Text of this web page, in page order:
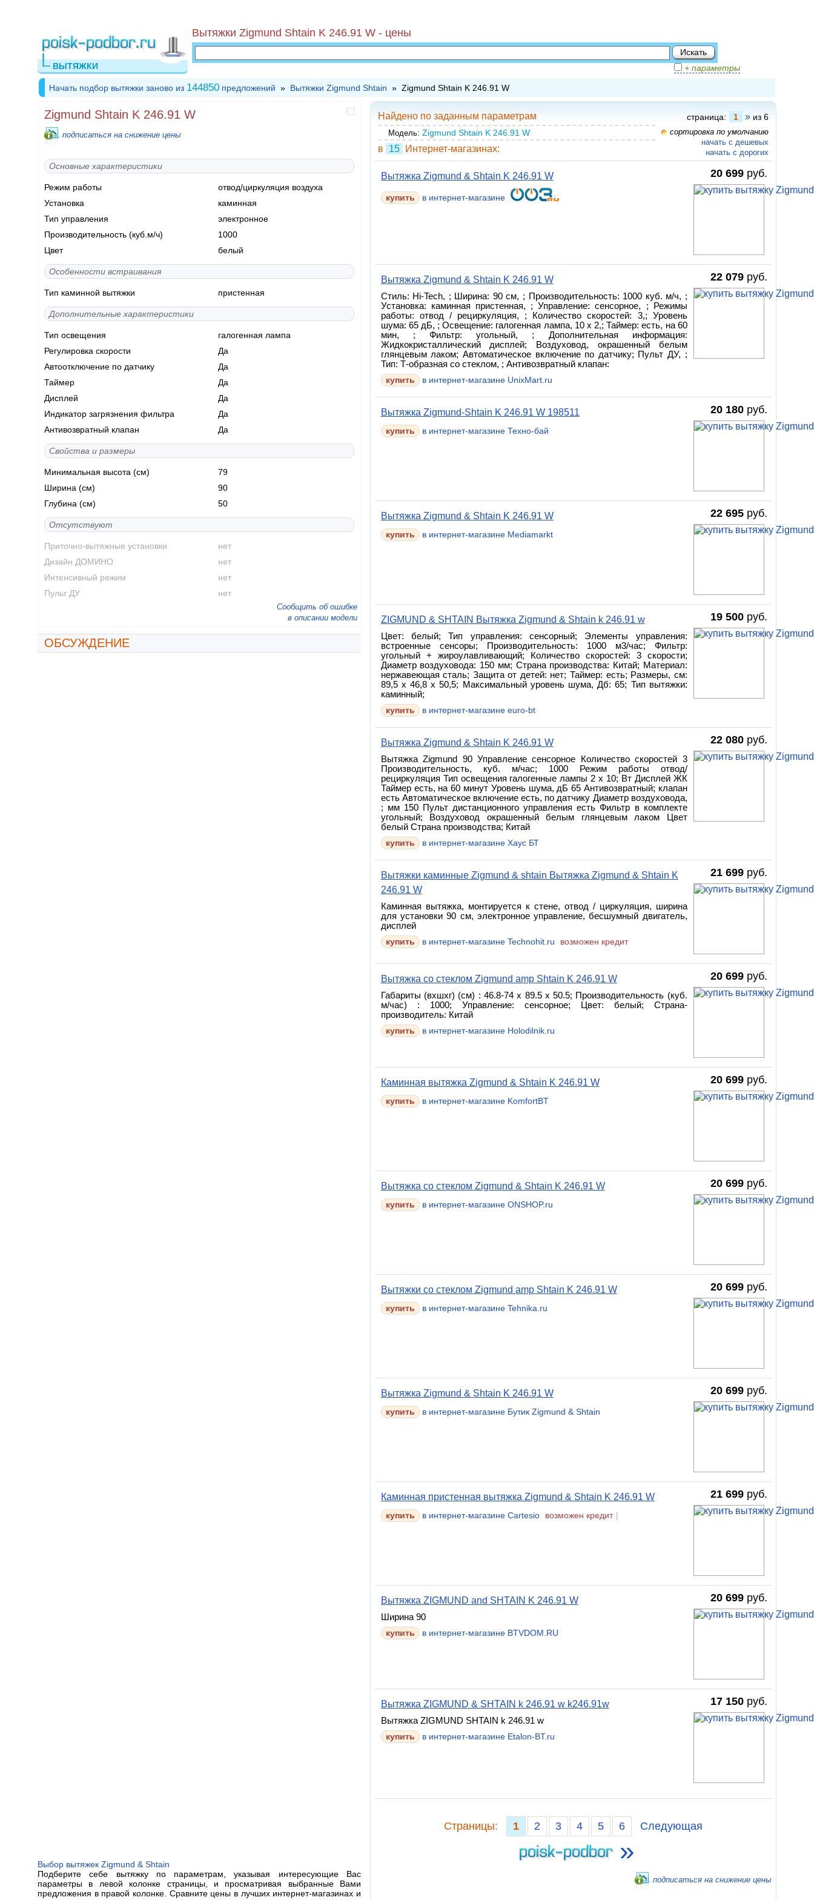
ВЫТЯЖКИ
Вытяжки Zigmund Shtain K 246.91 W - цены
+ параметры
Начать подбор вытяжки заново из 144850 предложений » Вытяжки Zigmund Shtain » Zigmund Shtain K 246.91 W
Zigmund Shtain K 246.91 W
подписаться на снижение цены
Основные характеристики
Режим работы
отвод/циркуляция воздуха
Установка
каминная
Тип управления
электронное
Производительность (куб.м/ч)
1000
Цвет
белый
Особенности встраивания
Тип каминной вытяжки пристенная
Дополнительные характеристики
Тип освещения
галогенная лампа
Регулировка скорости
Да
Автоотключение по датчику
Да
Таймер
Да
Дисплей
Да
Индикатор загрязнения фильтра
Да
Антивозвратный клапан
Да
Свойства и размеры
Минимальная высота (см)
79
Ширина (см)
90
Глубина (см)
50
Отсутствуют
Приточно-вытяжные установки
нет
Дизайн ДОМИНО
нет
Интенсивный режим
нет
Пульт ДУ
нет
Сообщить об ошибке
в описании модели
ОБСУЖДЕНИЕ
страница: 1 » из 6
сортировка по умолчанию
начать с дешевых
начать с дорогих
Найдено по заданным параметрам
Модель: Zigmund Shtain K 246.91 W
в 15 Интернет-магазинах:
20 699руб.
Вытяжка Zigmund & Shtain K 246.91 W
купить в интернет-магазине
22 079руб.
Вытяжка Zigmund & Shtain K 246.91 W
Стиль: Hi-Tech, ; Ширина: 90 см, ; Производительность: 1000 куб. м/ч, ;
Установка: каминная пристенная, ; Управление: сенсорное, ; Режимы
работы: отвод / рециркуляция, ; Количество скоростей: 3,; Уровень
шума: 65 дБ, ; Освещение: галогенная лампа, 10 х 2,; Таймер: есть, на 60
мин, ; Фильтр: угольный, ; Дополнительная информация:
Жидкокристаллический дисплей; Воздуховод, окрашенный белым
глянцевым лаком; Автоматическое включение по датчику; Пульт ДУ, ;
Тип: Т-образная со стеклом, ; Антивозвратный клапан:
купить в интернет-магазине UnixMart.ru
20 180руб.
Вытяжка Zigmund-Shtain K 246.91 W 198511
купить в интернет-магазине Техно-бай
22 695руб.
Вытяжка Zigmund & Shtain K 246.91 W
в интернет-магазине Mediamarkt
19 500руб.
ZIGMUND & SHTAIN Вытяжка Zigmund & Shtain k 246.91 w
Цвет: белый; Тип управления: сенсорный; Элементы управления:
встроенные сенсоры; Производительность: 1000 м3/час; Фильтр:
угольный + жироулавливающий; Количество скоростей: 3 скорости;
Диаметр воздуховода: 150 мм; Страна производства: Китай; Материал:
нержавеющая сталь; Защита от детей: нет; Таймер: есть; Размеры, см:
89,5 x 46,8 x 50,5; Максимальный уровень шума, Дб: 65; Тип вытяжки:
каминный;
в интернет-магазине euro-bt
22 080руб.
Вытяжка Zigmund & Shtain K 246.91 W
Вытяжка Zigmund 90 Управление сенсорное Количество скоростей 3
Производительность, куб. м/час; 1000 Режим работы отвод/
рециркуляция Тип освещения галогенные лампы 2 x 10; Вт Дисплей ЖК
Таймер есть, на 60 минут Уровень шума, дБ 65 Антивозвратный; клапан
есть Автоматическое включение есть, по датчику Диаметр воздуховода,
; мм 150 Пульт дистанционного управления есть Фильтр в комплекте
угольный; Воздуховод окрашенный белым глянцевым лаком Цвет
белый Страна производства; Китай
в интернет-магазине Хаус БТ
21 699руб.
Вытяжки каминные Zigmund & shtain Вытяжка Zigmund & Shtain K
246.91 W
Каминная вытяжка, монтируется к стене, отвод / циркуляция, ширина
для установки 90 см, электронное управление, бесшумный двигатель,
дисплей
в интернет-магазине Technohit.ru возможен кредит
20 699руб.
Вытяжка со стеклом Zigmund amp Shtain K 246.91 W
Габариты (вхшхг) (см) : 46.8-74 x 89.5 x 50.5; Производительность (куб.
м/час) : 1000; Управление: сенсорное; Цвет: белый; Страна-
производитель: Китай
в интернет-магазине Holodilnik.ru
20 699руб.
Каминная вытяжка Zigmund & Shtain K 246.91 W
в интернет-магазине KomfortBT
20 699руб.
Вытяжка со стеклом Zigmund & Shtain K 246.91 W
в интернет-магазине ONSHOP.ru
20 699руб.
Вытяжки со стеклом Zigmund amp Shtain K 246.91 W
в интернет-магазине Tehnika.ru
20 699руб.
Вытяжка Zigmund & Shtain K 246.91 W
в интернет-магазине Бутик Zigmund & Shtain
21 699руб.
Каминная пристенная вытяжка Zigmund & Shtain K 246.91 W
в интернет-магазине Cartesio возможен кредит
20 699руб.
Вытяжка ZIGMUND and SHTAIN K 246.91 W
Ширина 90
в интернет-магазине BTVDOM.RU
17 150руб.
Вытяжка ZIGMUND & SHTAIN k 246.91 w k246.91w
Вытяжка ZIGMUND SHTAIN k 246.91 w
в интернет-магазине Etalon-BT.ru
Cтраницы: 1 2 3 4 5 6 Следующая
»
подписаться на снижение цены
Выбор вытяжек Zigmund & Shtain
Подберите себе вытяжку по параметрам, указывая интересующие Вас
параметры в левой колонке страницы, и просматривая выбранные Вами
предложения в правой колонке. Сравните цены в лучших интернет-магазинах и